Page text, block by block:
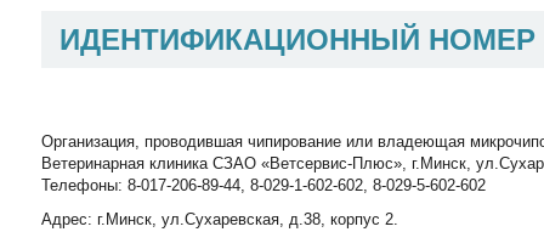
ИДЕНТИФИКАЦИОННЫЙ
Организация, проводившая чипирование или владеющая
Ветеринарная клиника СЗАО «Ветсервис-Плюс», г.Минск,
Телефоны: 8-017-206-89-44, 8-029-1-602-602, 8-029-5-602-602
Адрес: г.Минск, ул.Сухаревская, д.38, корпус 2.